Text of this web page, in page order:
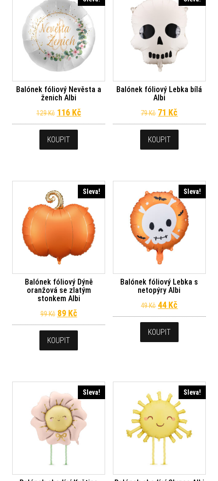
Balónek fóliový Nevěsta a
ženich Albi
129Kč Původní cena byla: 129 Kč.
116 KčAktuální cena je: 116 Kč.
KOUPIT
Balónek fóliový Lebka bílá
Albi
79Kč Původní cena
71 Kč
KOUPIT
Sleva!
Balónek fóliový Dýně
oranžová se zlatým
stonkem Albi
99Kč Původní cena byla: 99 Kč.
89 KčAktuální cena je: 89 Kč.
KOUPIT
Sleva!
Balónek fóliový Lebka s
netopýry Albi
49Kč Původní cena
44 Kč
KOUPIT
Sleva! Sleva!